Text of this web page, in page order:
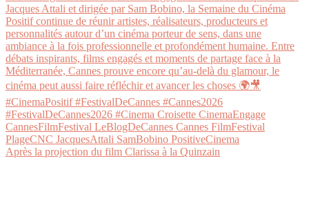
Après la projection du film Clarissa à la Quinzain